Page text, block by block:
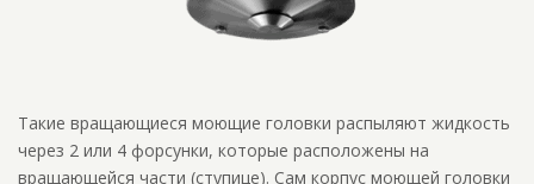
Такие вращающиеся моющие головки распыляют жидкость
через 2 или 4 форсунки, которые расположены на
вращающейся части (ступице). Сам корпус моющей головки